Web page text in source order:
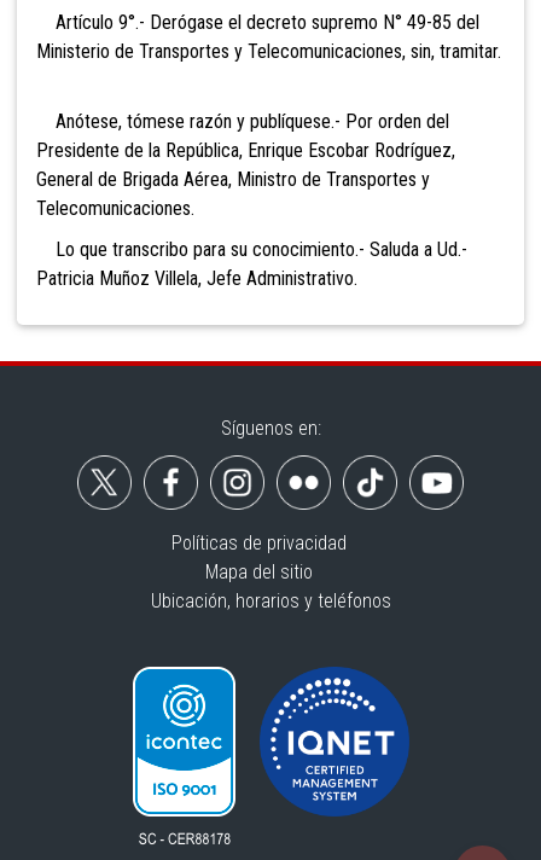
Artículo 9°.- Derógase el decreto supremo N° 49-85 del
Ministerio de Transportes y Telecomunicaciones, sin, tramitar.
Anótese, tómese razón y publíquese.- Por orden del
Presidente de la República, Enrique Escobar Rodríguez,
General de Brigada Aérea, Ministro de Transportes y
Telecomunicaciones.
Lo que transcribo para su conocimiento.- Saluda a Ud.-
Patricia Muñoz Villela, Jefe Administrativo.
Síguenos en:
Políticas de privacidad
Mapa del sitio
Ubicación, horarios y teléfonos